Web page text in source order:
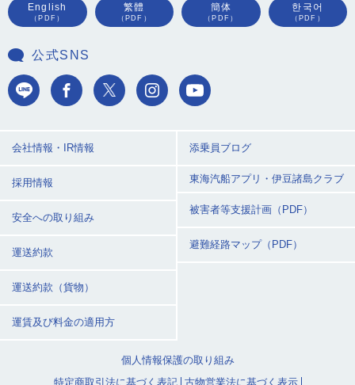
English
（PDF）
繁體
（PDF）
簡体
（PDF）
한국어
（PDF）
公式SNS
会社情報・IR情報
採用情報
安全への取り組み
運送約款
運送約款（貨物）
運賃及び料金の適用方
添乗員ブログ
東海汽船アプリ・ 伊豆諸島クラブ
被害者等支援計画（PDF）
避難経路マップ（PDF）
個人情報保護の取り組み
特定商取引法に基づく表記
古物営業法に基づく表示